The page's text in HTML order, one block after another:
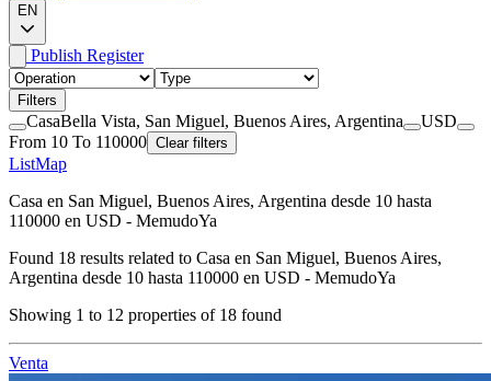
EN
Publish Register
Filters
CasaBella Vista, San Miguel, Buenos Aires, Argentina
USD
From 10 To 110000 Clear filters
ListMap
Casa en San Miguel, Buenos Aires, Argentina desde 10 hasta
110000 en USD - MemudoYa
Found 18 results related to Casa en San Miguel, Buenos Aires,
Argentina desde 10 hasta 110000 en USD - MemudoYa
Showing 1 to 12 properties of 18 found
Venta